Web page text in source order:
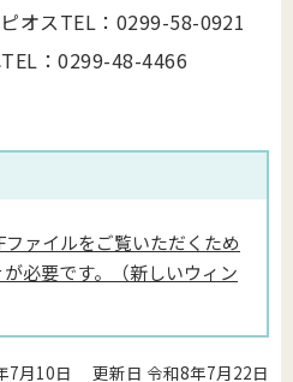
オスTEL：0299-58-0921
：0299-48-4466
ファイルをご覧いただくため
必要です。（新しいウィン
7月10日 更新日 令和8年7月22日